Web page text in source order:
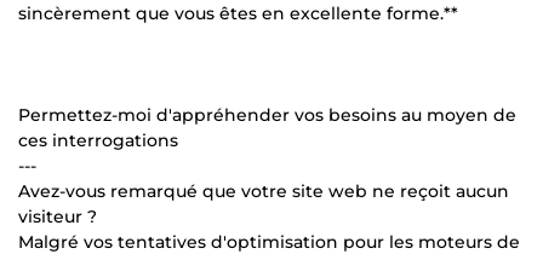
sincèrement que vous êtes en excellente forme.**
Permettez-moi d'appréhender vos besoins au moyen de
ces interrogations
---
Avez-vous remarqué que votre site web ne reçoit aucun
visiteur ?
Malgré vos tentatives d'optimisation pour les moteurs de